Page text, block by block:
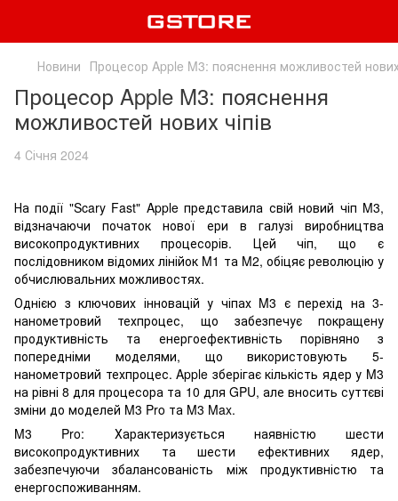
Новини Процесор Apple M3: пояснення можливостей нових
Процесор Apple M3: пояснення
можливостей нових чіпів
4 Січня 2024
На події "Scary Fast" Apple представила свій новий чіп M3,
відзначаючи початок нової ери в галузі виробництва
високопродуктивних процесорів. Цей чіп, що є
послідовником відомих лінійок M1 та M2, обіцяє революцію у
обчислювальних можливостях.
Однією з ключових інновацій у чіпах M3 є перехід на 3-
нанометровий техпроцес, що забезпечує покращену
продуктивність та енергоефективність порівняно з
попередніми моделями, що використовують 5-
нанометровий техпроцес. Apple зберігає кількість ядер у M3
на рівні 8 для процесора та 10 для GPU, але вносить суттєві
зміни до моделей M3 Pro та M3 Max.
M3 Pro: Характеризується наявністю шести
високопродуктивних та шести ефективних ядер,
забезпечуючи збалансованість між продуктивністю та
енергоспоживанням.